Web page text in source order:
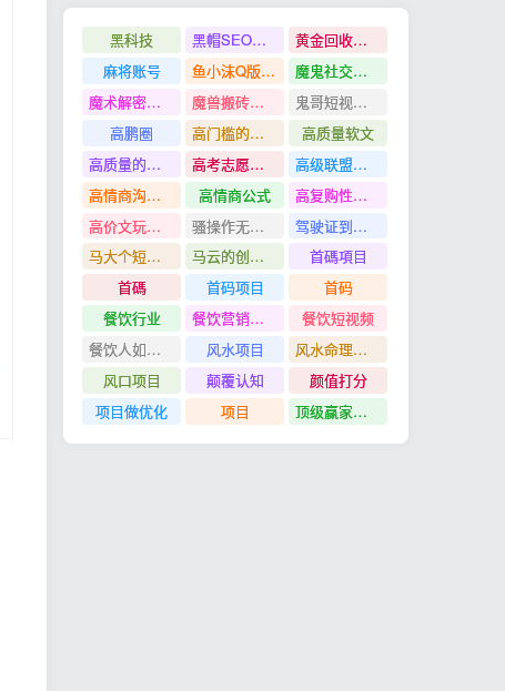
黑科技 黑帽SEO案例分析
黄金回收奢侈品
麻将账号
鱼小沫Q版人物团练课
魔鬼社交实战课全套课程
魔术解密教程
魔兽搬砖搞钱
鬼哥短视频底层逻辑
高鹏圈
高门槛的生意
高质量软文
高质量的问答和知识分享
高考志愿填报
高级联盟营销教程
高情商沟通管理课
高情商公式
高复购性行业
高价文玩众筹分红项目
骚操作无脑裂变
驾驶证到期换证
马大个短视频投放课
马云的创业故事
首碼項目
首碼
首码项目
首码
餐饮行业
餐饮营销管理特训班
餐饮短视频
餐饮人如何用团购给门店拓客
风水项目
风水命理项目
风口项目
颠覆认知
颜值打分
项目做优化
项目 顶级赢家思维